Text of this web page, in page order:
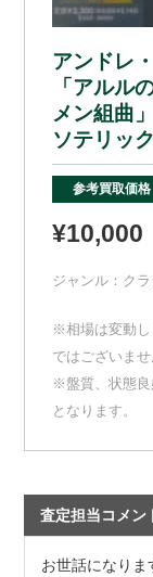
アンドレ
「アルル
メン組曲
ソテリッ
参考買取価格
¥10,000
ジャンル： ク
※相場は変動し
ではございませ
※盤質、状態良
となります。
査定担当コメン
お世話になりま